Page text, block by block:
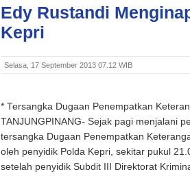
Edy Rustandi
Kepri
Selasa, 17 September 2013 07.12 WIB
* Tersangka Dugaan Penempatkan
TANJUNGPINANG- Sejak pagi menjalani
tersangka Dugaan Penempatkan
oleh penyidik Polda Kepri, sekitar pukul
setelah penyidik Subdit III Direktorat